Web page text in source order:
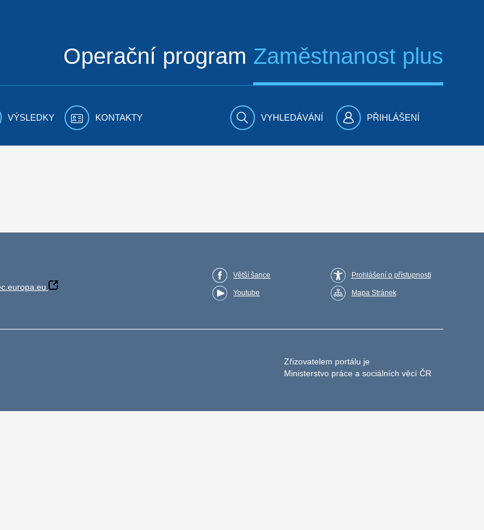
Operační program Zaměstnanost plus
VÝSLEDKY KONTAKTY VYHLEDÁVÁNÍ PŘIHLÁŠENÍ
Větší šance
Youtube
Prohlášení o přístupnosti
Mapa Stránek
Zřizovatelem portálu je
Ministerstvo práce a sociálních věcí ČR